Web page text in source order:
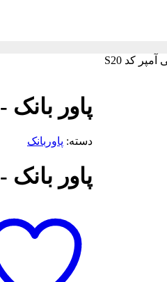
پاور بانک -12000 میلی آمپر کد S20
دسته: پاوربانک
پاور بانک -12000 میلی آمپر کد S20